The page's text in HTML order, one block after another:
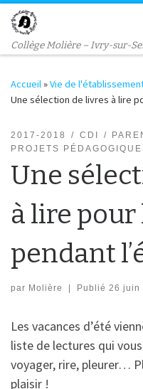
Passer au contenu
Collège Molière – Ivry-sur-
Accueil »Vie de
Une sélection de livres à lire
2017-2018 CDI
PROJETS
Une
à lire
pendant
par Molière | Publié 26 juin
Les vacances d’été
liste de lectures qui
voyager, rire, pleurer…
plaisir !